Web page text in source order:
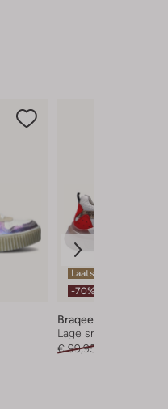
Laatste maten
-70%
Braqeez
Lage sneakers
€ 99,95